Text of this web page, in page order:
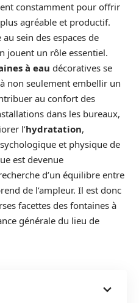
constamment pour offrir
agréable et productif.
sein des espaces de
jouent un rôle essentiel.
à eau décoratives se
non seulement embellir un
au confort des
dans les bureaux,
l’hydratation,
et physique de
est devenue
d’un équilibre entre
de l’ampleur. Il est donc
facettes des fontaines à
générale du lieu de